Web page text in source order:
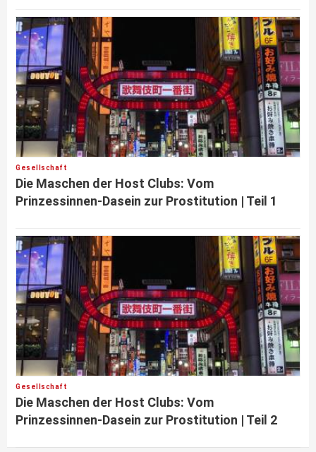
Gesellschaft
Die Maschen der Host Clubs: Vom
Prinzessinnen-Dasein zur Prostitution | Teil 1
Gesellschaft
Die Maschen der Host Clubs: Vom
Prinzessinnen-Dasein zur Prostitution | Teil 2